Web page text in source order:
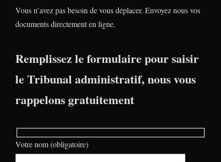
Vous n’avez pas besoin de vous déplacer. Envoyez nous vos
documents directement en ligne.
Remplissez le formulaire pour saisir
le Tribunal administratif, nous vous
rappelons gratuitement
Votre nom (obligatoire)